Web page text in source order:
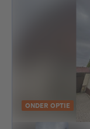
ONDER OPTIE